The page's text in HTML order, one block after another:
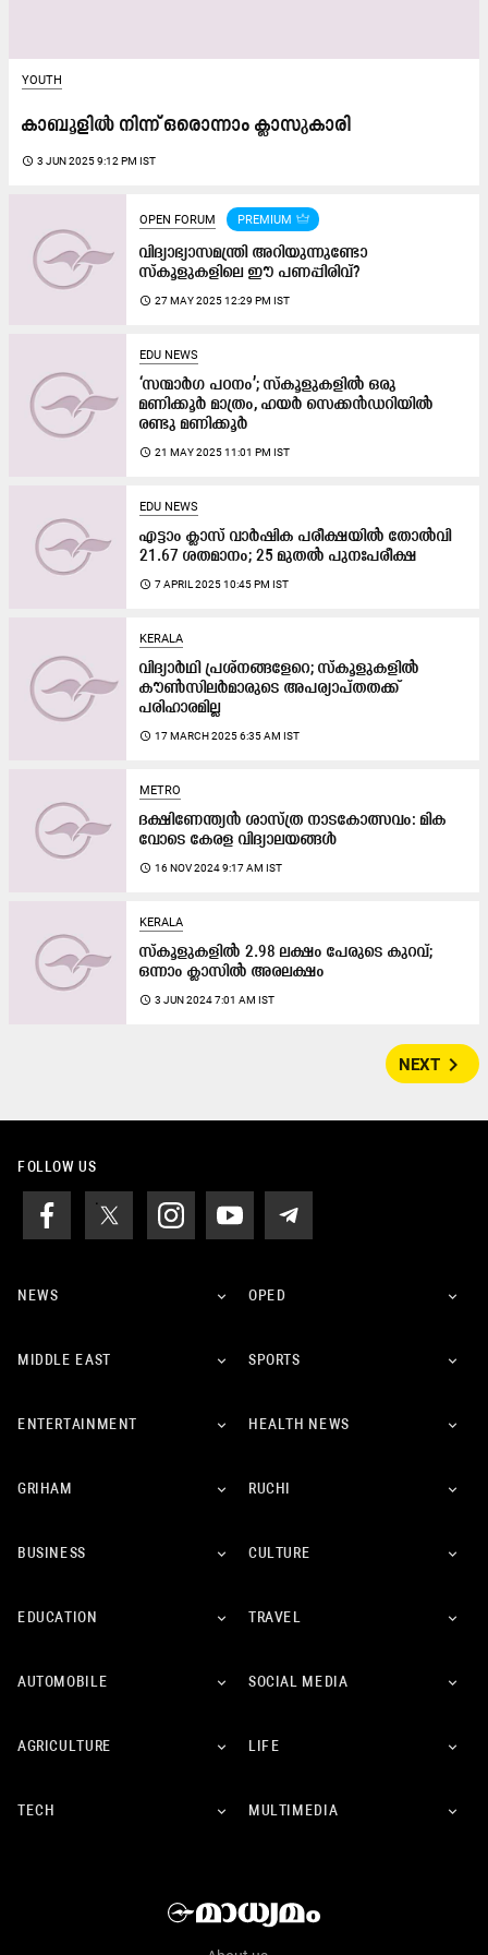
YOUTH
കാബൂളിൽ നിന്ന്​ ഒരൊന്നാം ക്ലാസുകാരി
access_time 3 JUN 2025 9:12 PM IST
OPEN FORUM PREMIUM
വിദ്യാഭ്യാസമന്ത്രി അറിയുന്നുണ്ടോ
സ്കൂളുകളിലെ ഈ പണപ്പിരിവ്?
access_time 27 MAY 2025 12:29 PM IST
EDU NEWS
‘സന്മാർഗ പഠനം’; സ്കൂളുകളിൽ ഒരു
മണിക്കൂർ മാത്രം, ഹയർ സെക്കൻഡറിയിൽ
രണ്ടു​ മണിക്കൂർ
access_time 21 MAY 2025 11:01 PM IST
EDU NEWS
എട്ടാം ക്ലാസ് വാർഷിക​ പരീക്ഷയിൽ തോൽവി
21.67 ശതമാനം; 25 മുതൽ പുനഃപരീക്ഷ
access_time 7 APRIL 2025 10:45 PM IST
KERALA
വിദ്യാർഥി പ്രശ്‌നങ്ങളേറെ; സ്‌കൂളുകളിൽ
കൗൺസിലർമാരുടെ അപര്യാപ്‌തതക്ക്‌
പരിഹാരമില്ല
access_time 17 MARCH 2025 6:35 AM IST
METRO
ദ​ക്ഷി​ണേ​ന്ത്യ​ൻ ശാ​സ്ത്ര നാ​ട​കോ​ത്സ​വം: മി​ക​
വോ​ടെ കേ​ര​ള വി​ദ്യാ​ല​യ​ങ്ങ​ൾ
access_time 16 NOV 2024 9:17 AM IST
KERALA
സ്കൂളുകളിൽ 2.98 ലക്ഷം പേരുടെ കുറവ്​;
ഒന്നാം ക്ലാസിൽ അരലക്ഷം
access_time 3 JUN 2024 7:01 AM IST
NEXT navigate_next
FOLLOW US
NEWS OPED
MIDDLE EAST SPORTS
ENTERTAINMENT HEALTH NEWS
GRIHAM RUCHI
BUSINESS CULTURE
EDUCATION TRAVEL
AUTOMOBILE SOCIAL MEDIA
AGRICULTURE LIFE
TECH MULTIMEDIA